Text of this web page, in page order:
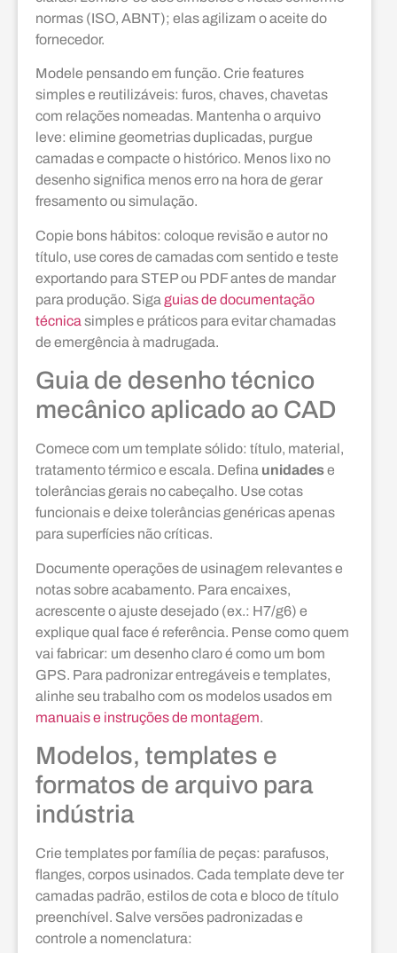
normas (ISO, ABNT); elas agilizam o aceite do
fornecedor.
Modele pensando em função. Crie features
simples e reutilizáveis: furos, chaves, chavetas
com relações nomeadas. Mantenha o arquivo
leve: elimine geometrias duplicadas, purgue
camadas e compacte o histórico. Menos lixo no
desenho significa menos erro na hora de gerar
fresamento ou simulação.
Copie bons hábitos: coloque revisão e autor no
título, use cores de camadas com sentido e teste
exportando para STEP ou PDF antes de mandar
para produção. Siga guias de documentação
técnica simples e práticos para evitar chamadas
de emergência à madrugada.
Guia de desenho técnico
mecânico aplicado ao CAD
Comece com um template sólido: título, material,
tratamento térmico e escala. Defina unidadese
tolerâncias gerais no cabeçalho. Use cotas
funcionais e deixe tolerâncias genéricas apenas
para superfícies não críticas.
Documente operações de usinagem relevantes e
notas sobre acabamento. Para encaixes,
acrescente o ajuste desejado (ex.: H7/g6) e
explique qual face é referência. Pense como quem
vai fabricar: um desenho claro é como um bom
GPS. Para padronizar entregáveis e templates,
alinhe seu trabalho com os modelos usados em
manuais e instruções de montagem.
Modelos, templates e
formatos de arquivo para
indústria
Crie templates por família de peças: parafusos,
flanges, corpos usinados. Cada template deve ter
camadas padrão, estilos de cota e bloco de título
preenchível. Salve versões padronizadas e
controle a nomenclatura: